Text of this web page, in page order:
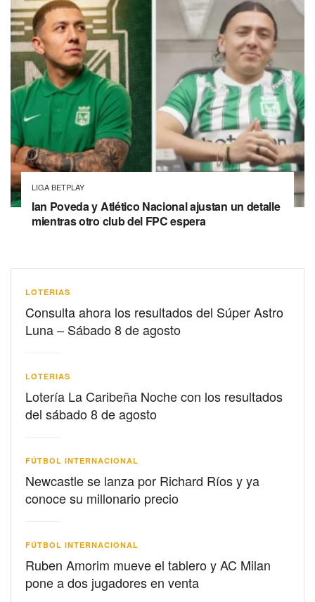
LIGA BETPLAY
Ian Poveda y Atlético Nacional ajustan un detalle
mientras otro club del FPC espera
LOTERIAS
Consulta ahora los resultados del Súper Astro
Luna – Sábado 8 de agosto
LOTERIAS
Lotería La Caribeña Noche con los resultados
del sábado 8 de agosto
FÚTBOL INTERNACIONAL
Newcastle se lanza por Richard Ríos y ya
conoce su millonario precio
FÚTBOL INTERNACIONAL
Ruben Amorim mueve el tablero y AC Milan
pone a dos jugadores en venta